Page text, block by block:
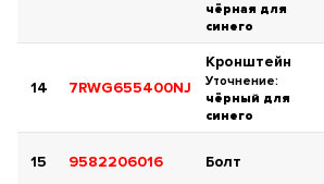
чёрная для
синего
14 7RWG655400NJ
Кронштейн
Уточнение:
чёрный для
синего
15 9582206016 Болт